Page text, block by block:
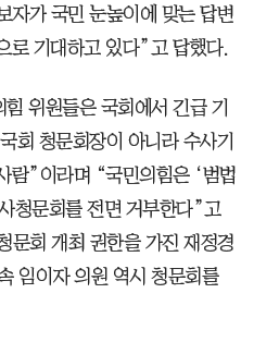
자가 국민 눈높이에 맞는 답변
로 기대하고 있다”고 답했다.
위원들은 국회에서 긴급 기
회 청문회장이 아니라 수사기
람”이라며 “국민의힘은 ‘범법
청문회를 전면 거부한다”고
문회 개최 권한을 가진 재정경
임이자 의원 역시 청문회를